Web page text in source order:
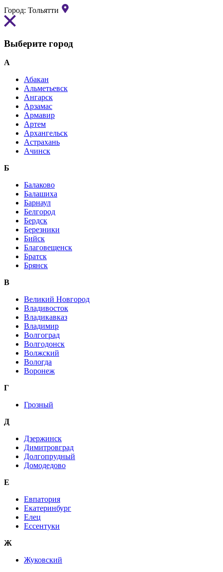
Город: Тольятти
Выберите город
А
Абакан
Альметьевск
Ангарск
Арзамас
Армавир
Артем
Архангельск
Астрахань
Ачинск
Б
Балаково
Балашиха
Барнаул
Белгород
Бердск
Березники
Бийск
Благовещенск
Братск
Брянск
В
Великий Новгород
Владивосток
Владикавказ
Владимир
Волгоград
Волгодонск
Волжский
Вологда
Воронеж
Г
Грозный
Д
Дзержинск
Димитровград
Долгопрудный
Домодедово
Е
Евпатория
Екатеринбург
Елец
Ессентуки
Ж
Жуковский